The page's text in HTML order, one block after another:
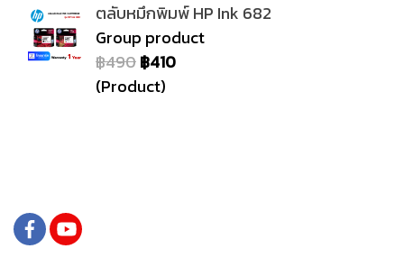
ตลับหมึกพิมพ์ HP Ink 682
Group product
฿490฿410
(Product)